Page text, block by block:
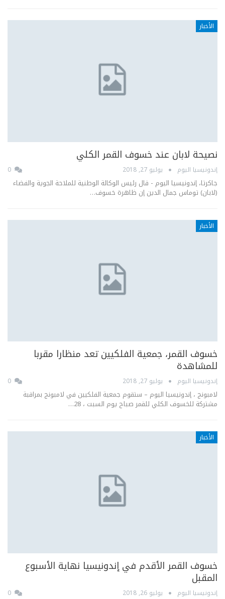
الأخبار
نصيحة لابان عند خسوف القمر الكلي
إندونيسيا اليوم يوليو 27, 2018
جاكرتا، إندونيسيا اليوم - قال رئيس الوكالة الوطنية للملاحة الجوية والفضاء
(لابان) توماس جمال الدين إن ظاهرة خسوف…
الأخبار
خسوف القمر، جمعية الفلكيين تعد منظارا مقربا
للمشاهدة
إندونيسيا اليوم يوليو 27, 2018
لامبونج ، إندونيسيا اليوم – ستقوم جمعية الفلكيين في لامبونج بمراقبة
مشتركة للخسوف الكلي للقمر صباح يوم السبت ، 28…
الأخبار
خسوف القمر الأقدم في إندونيسيا نهاية الأسبوع
المقبل
إندونيسيا اليوم يوليو 26, 2018